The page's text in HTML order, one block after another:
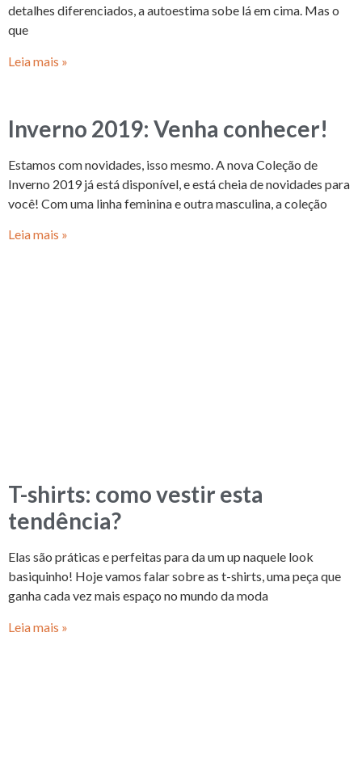
detalhes diferenciados, a autoestima sobe lá em cima. Mas o
que
Leia mais »
Inverno 2019: Venha conhecer!
Estamos com novidades, isso mesmo. A nova Coleção de
Inverno 2019 já está disponível, e está cheia de novidades para
você! Com uma linha feminina e outra masculina, a coleção
Leia mais »
T-shirts: como vestir esta
tendência?
Elas são práticas e perfeitas para da um up naquele look
basiquinho! Hoje vamos falar sobre as t-shirts, uma peça que
ganha cada vez mais espaço no mundo da moda
Leia mais »